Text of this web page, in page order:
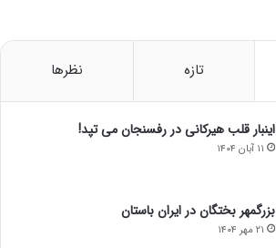
تازه نظرها
اینبار قلب هیرکانی در رفسنجان می تپد!
۱۱ آبان ۱۴۰۴
بزرگمهر بختگان در ایران باستان
۲۱ مهر ۱۴۰۴